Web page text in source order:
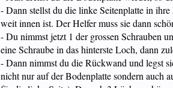
- Dann stellst du die linke Seitenplatte in
weit innen ist. Der Helfer muss sie dann
- Du nimmst jetzt 1 der grossen Schrauben
eine Schraube in das hinterste Loch, dann
- Dann nimmst du die Rückwand und legst
nicht nur auf der Bodenplatte sondern auch